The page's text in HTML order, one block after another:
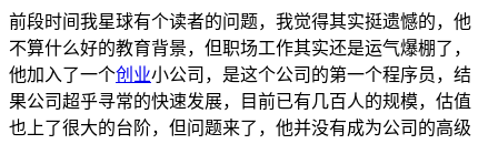
前段时间我星球有个读者的问题，我觉得其实挺遗憾的，他
不算什么好的教育背景，但职场工作其实还是运气爆棚了，
他加入了一个创业小公司，是这个公司的第一个程序员，结
果公司超乎寻常的快速发展，目前已有几百人的规模，估值
也上了很大的台阶，但问题来了，他并没有成为公司的高级